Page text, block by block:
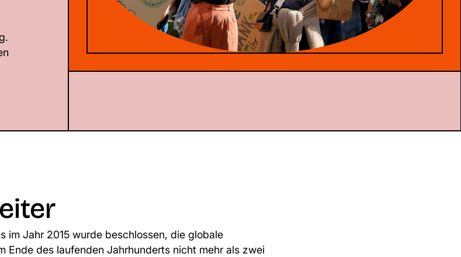
im Jahr 2015 wurde beschlossen, die globale
Ende des laufenden Jahrhunderts nicht mehr als zwei